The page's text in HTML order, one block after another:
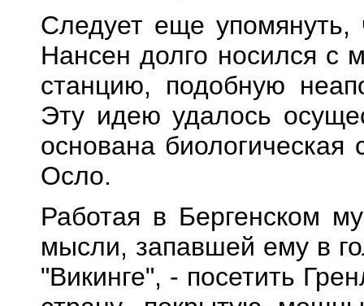
Следует еще
Нансен долго носился с
станцию, подобную
Эту идею удалось
основана
Осло.
Работая в Бергенском
мысли, запавшей ему в
"Викинге", - посетить